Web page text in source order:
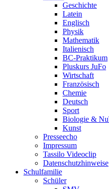
Geschichte
Latein
Englisch
Physik
Mathematik
Italienisch
BC-Praktikum
Pluskurs JuFo
Wirtschaft
Französisch
Chemie
Deutsch
Sport
Biologie &
Kunst
Presseecho
Impressum
Tassilo Videoclip
Datenschutzhinweise
Schulfamilie
Schüler